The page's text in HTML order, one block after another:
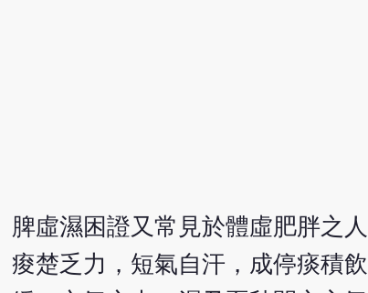
脾虛濕困證又常見於體虛肥胖之
痠楚乏力，短氣自汗，成停痰積